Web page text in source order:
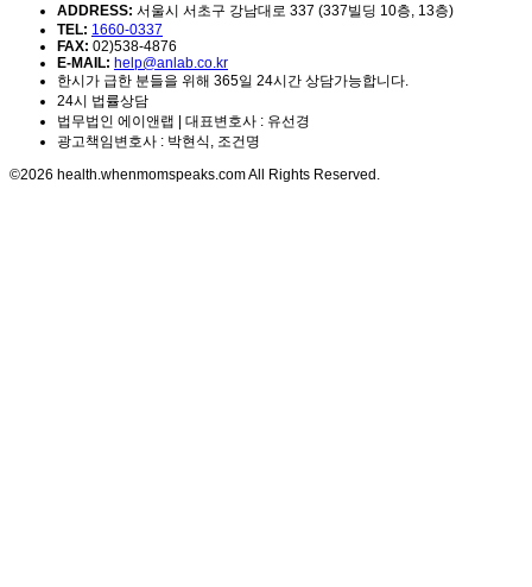
ADDRESS: 서울시 서초구 강남대로 337 (337빌딩 10층, 13층)
TEL: 1660-0337
FAX: 02)538-4876
E-MAIL: help@anlab.co.kr
한시가 급한 분들을 위해 365일 24시간 상담가능합니다.
24시 법률상담
법무법인 에이앤랩 | 대표변호사 : 유선경
광고책임변호사 : 박현식, 조건명
©2026 health.whenmomspeaks.com All Rights Reserved.